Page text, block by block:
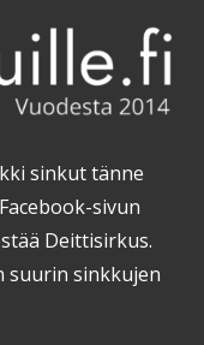
sinkut tänne
sivun
Deittisirkus.
suurin sinkkujen